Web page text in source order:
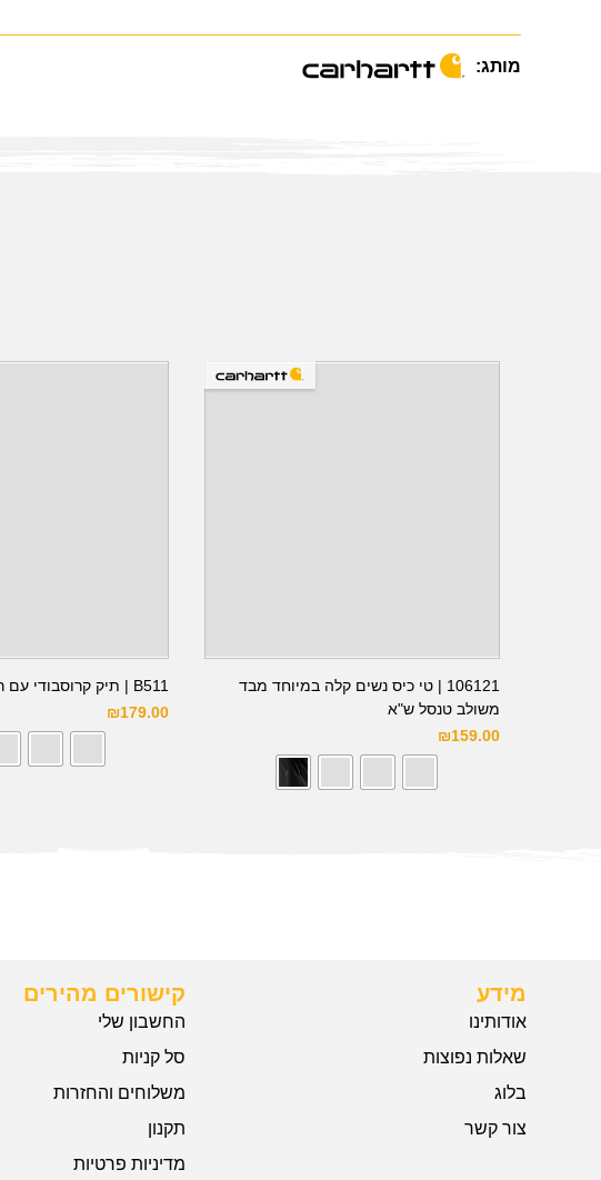
מותג:
106121 | טי כיס נשים קלה במיוחד מבד
משולב טנסל ש"א
₪159.00
B511 | תיק קרוסבודי עם רוכסן
₪179.00
מידע
אודותינו
שאלות נפוצות
בלוג
צור קשר
קישורים מהירים
החשבון שלי
סל קניות
משלוחים והחזרות
תקנון
מדיניות פרטיות